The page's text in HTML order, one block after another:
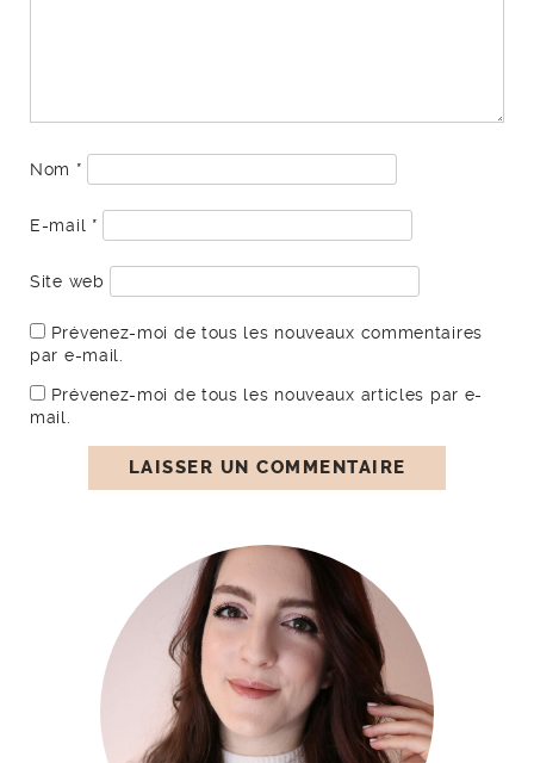
Nom *
E-mail *
Site web
Prévenez-moi de tous les nouveaux commentaires
par e-mail.
Prévenez-moi de tous les nouveaux articles par e-
mail.